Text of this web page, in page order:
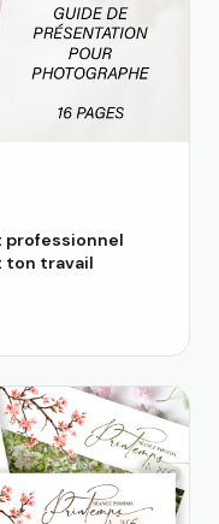
professionnel
ton travail